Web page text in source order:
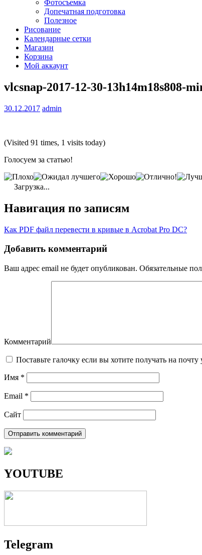
Фотосъемка
Допечатная подготовка
Полезное
Рисование
Календарные сетки
Магазин
Корзина
Мой аккаунт
vlcsnap-2017-12-30-13h14m18s808-
30.12.2017 admin
(Visited 91 times, 1 visits today)
Голосуем за статью!
Загрузка...
Навигация по записям
Как PDF файл перевести в кривые в Acrobat Pro DC?
Добавить комментарий
Ваш адрес email не будет опубликован. Обязательные
Комментарий
Поставьте галочку если вы хотите получать на
Имя *
Email *
Сайт
YOUTUBE
Telegram